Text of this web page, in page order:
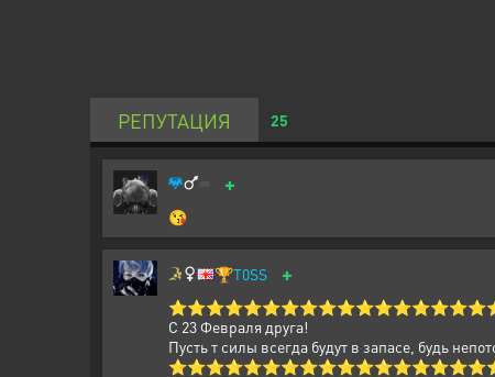
РЕПУТАЦИЯ 25
+
😘
🏆T0SS +
С 23 Февраля друга!
Пусть т силы всегда будут в запасе, будь